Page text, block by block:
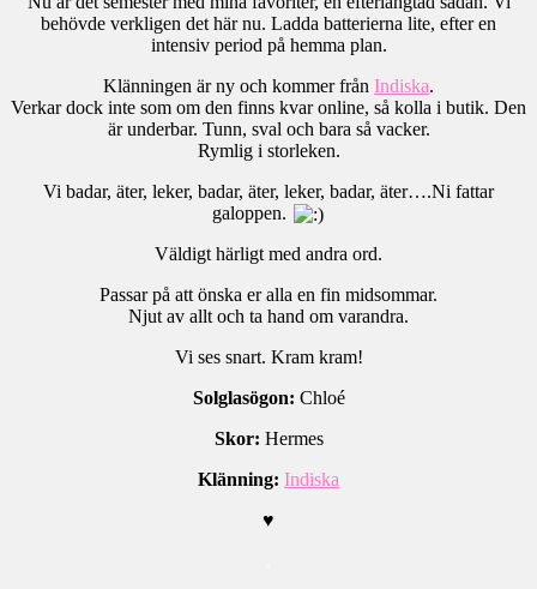
behövde verkligen det här nu. Ladda batterierna lite, efter en
intensiv period på hemma plan.
Klänningen är ny och kommer från Indiska.
Verkar dock inte som om den finns kvar online, så kolla i butik. Den
är underbar. Tunn, sval och bara så vacker.
Rymlig i storleken.
Vi badar, äter, leker, badar, äter, leker, badar, äter….Ni fattar
galoppen.
Väldigt härligt med andra ord.
Passar på att önska er alla en fin midsommar.
Njut av allt och ta hand om varandra.
Vi ses snart. Kram kram!
Solglasögon: Chloé
Skor: Hermes
Klänning: Indiska
♥